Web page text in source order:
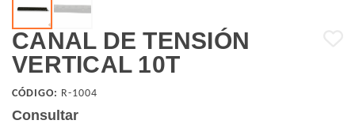
CANAL DE TENSIÓN
VERTICAL 10T
CÓDIGO: R-1004
Consultar